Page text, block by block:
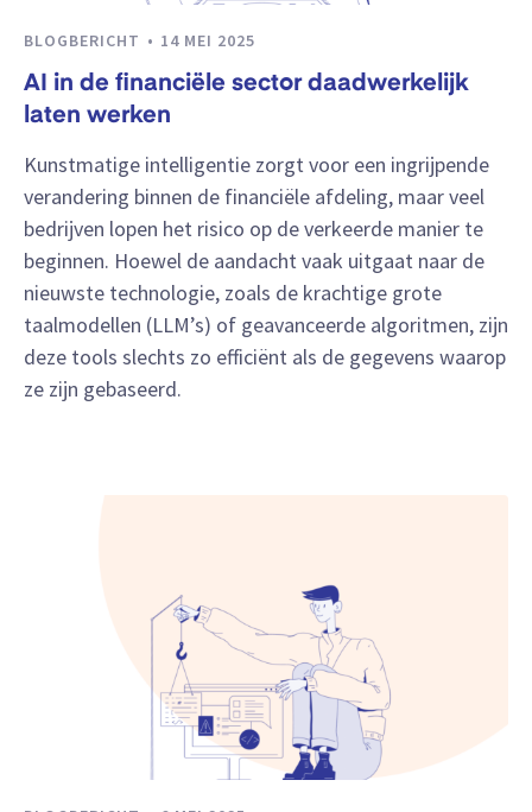
BLOGBERICHT 14 MEI 2025
AI in de financiële sector daadwerkelijk
laten werken
Kunstmatige intelligentie zorgt voor een ingrijpende
verandering binnen de financiële afdeling, maar veel
bedrijven lopen het risico op de verkeerde manier te
beginnen. Hoewel de aandacht vaak uitgaat naar de
nieuwste technologie, zoals de krachtige grote
taalmodellen (LLM’s) of geavanceerde algoritmen, zijn
deze tools slechts zo efficiënt als de gegevens waarop
ze zijn gebaseerd.